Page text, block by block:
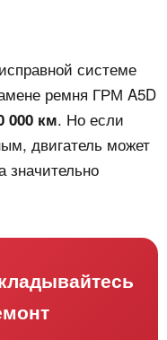
системе
ремня ГРМ A5D
000 км. Но если
двигатель может
значительно